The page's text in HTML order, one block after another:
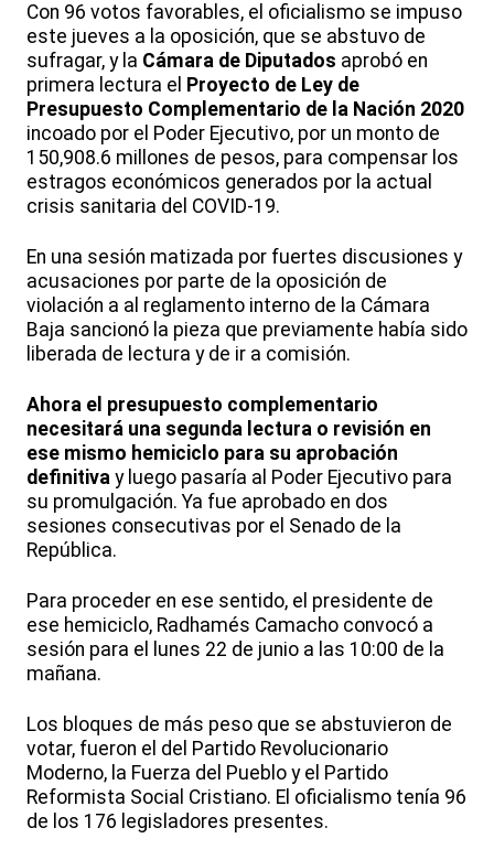
Con 96 votos favorables, el oficialismo se impuso
este jueves a la oposición, que se abstuvo de
sufragar, y la Cámara de Diputados aprobó en
primera lectura el Proyecto de Ley de
Presupuesto Complementario de la Nación 2020
incoado por el Poder Ejecutivo, por un monto de
150,908.6 millones de pesos, para compensar los
estragos económicos generados por la actual
crisis sanitaria del COVID-19.
En una sesión matizada por fuertes discusiones y
acusaciones por parte de la oposición de
violación a al reglamento interno de la Cámara
Baja sancionó la pieza que previamente había sido
liberada de lectura y de ir a comisión.
Ahora el presupuesto complementario
necesitará una segunda lectura o revisión en
ese mismo hemiciclo para su aprobación
definitiva y luego pasaría al Poder Ejecutivo para
su promulgación. Ya fue aprobado en dos
sesiones consecutivas por el Senado de la
República.
Para proceder en ese sentido, el presidente de
ese hemiciclo, Radhamés Camacho convocó a
sesión para el lunes 22 de junio a las 10:00 de la
mañana.
Los bloques de más peso que se abstuvieron de
votar, fueron el del Partido Revolucionario
Moderno, la Fuerza del Pueblo y el Partido
Reformista Social Cristiano. El oficialismo tenía 96
de los 176 legisladores presentes.